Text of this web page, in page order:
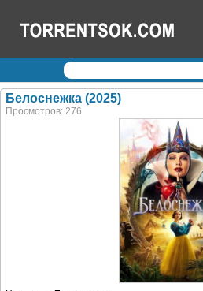
Логин:
Регистрация
Белоснежка (2025)
Просмотров: 276